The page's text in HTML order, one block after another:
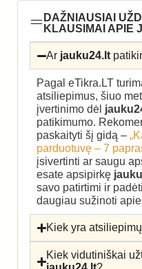
DAŽNIAUSIAI
KLAUSIMAI APIE
Ar jauku24.lt
Pagal eTikra.LT
atsiliepimus, šiuo
įvertinimo dėl
patikimumo.
paskaityti šį gidą –
parduotuvę – 7
įsivertinti ar saugu
esate apsipirkę
savo patirtimi ir
daugiau sužinoti
Kiek yra
Kiek vidutiniškai